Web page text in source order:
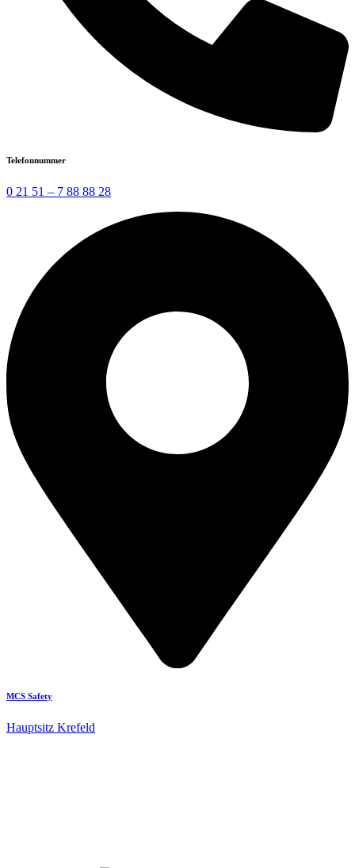
Telefonnummer
0 21 51 – 7 88 88 28
MCS Safety
Hauptsitz Krefeld